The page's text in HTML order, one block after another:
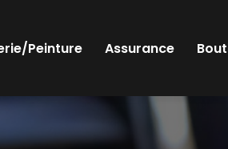
Peinture Assurance